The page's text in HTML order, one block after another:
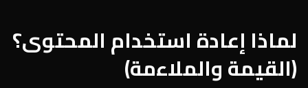
لماذا إعادة استخدام المحتوى؟
(القيمة والملاءمة)